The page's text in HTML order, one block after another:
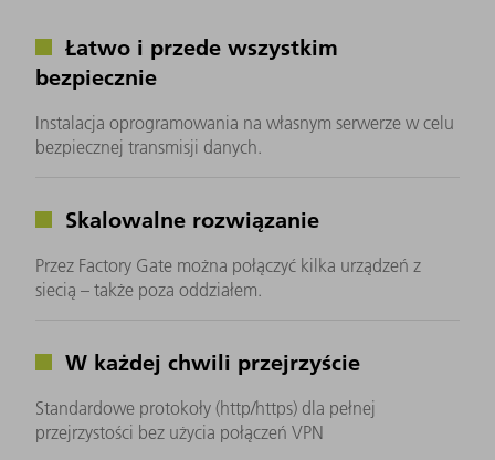
Łatwo i przede wszystkim
bezpiecznie
Instalacja oprogramowania na własnym serwerze w celu
bezpiecznej transmisji danych.
Skalowalne rozwiązanie
Przez Factory Gate można połączyć kilka urządzeń z
siecią – także poza oddziałem.
W każdej chwili przejrzyście
Standardowe protokoły (http/https) dla pełnej
przejrzystości bez użycia połączeń VPN